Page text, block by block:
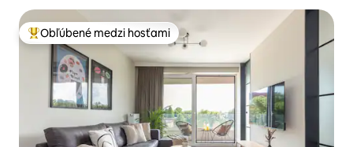
Najobľúbenejšie medzi hosťami
Obľúbené medzi hosťami